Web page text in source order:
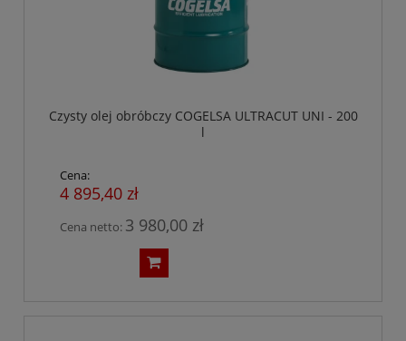
Czysty olej obróbczy COGELSA ULTRACUT UNI - 200
l
Cena:
4 895,40 zł
Cena netto: 3 980,00 zł